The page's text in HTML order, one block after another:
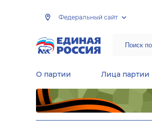
Федеральный сайт
О партии Лица партии